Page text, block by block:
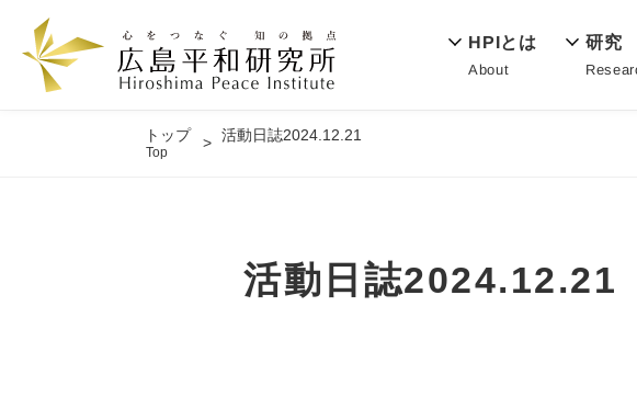
HPIとは
About
研究
トップ
Top
活動日誌2024.12.21
活動日誌2024.12.21